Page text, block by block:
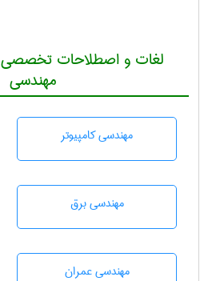
لغات و اصطلاحات تخصصی
مهندسی
مهندسی كامپيوتر
مهندسی برق
مهندسی عمران